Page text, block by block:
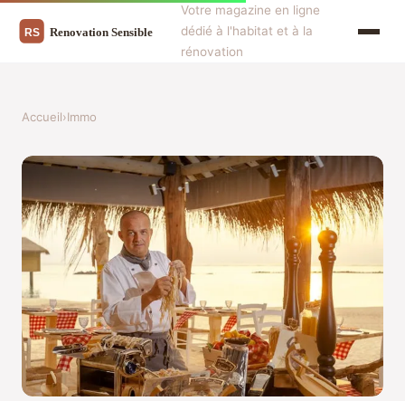
Votre magazine en ligne
dédié à l'habitat et à la
rénovation
Accueil›Immo